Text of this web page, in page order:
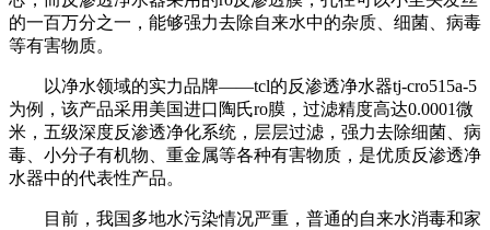
的一百万分之一，能够强力去除自来水中的杂质、细菌、病毒
等有害物质。
以净水领域的实力品牌——tcl的反渗透净水器tj-cro515a-5
为例，该产品采用美国进口陶氏ro膜，过滤精度高达0.0001微
米，五级深度反渗透净化系统，层层过滤，强力去除细菌、病
毒、小分子有机物、重金属等各种有害物质，是优质反渗透净
水器中的代表性产品。
目前，我国多地水污染情况严重，普通的自来水消毒和家